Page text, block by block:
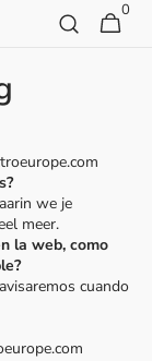
0
artikelen
we je
meer.
la web, como
cuando